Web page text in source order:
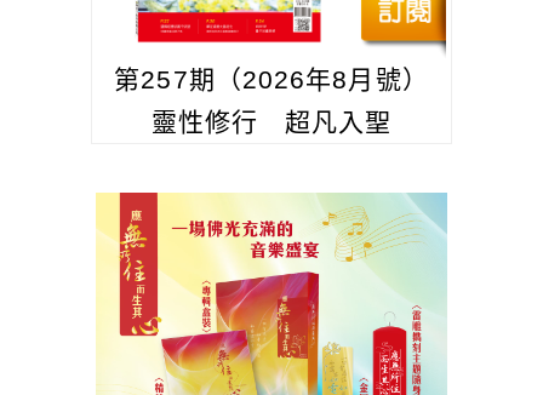
第257期（2026年8月號）
靈性修行 超凡入聖